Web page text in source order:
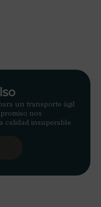
un transporte ágil
nos
calidad insuperable